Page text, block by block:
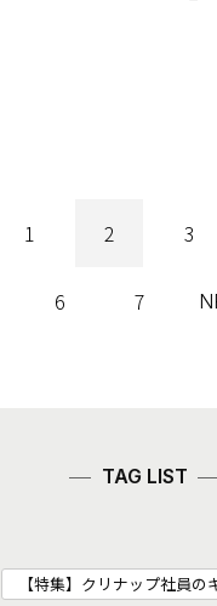
1 2 3
6 7
TAG LIST
【特集】クリナップ社員の